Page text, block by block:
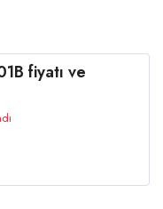
fiyatı ve